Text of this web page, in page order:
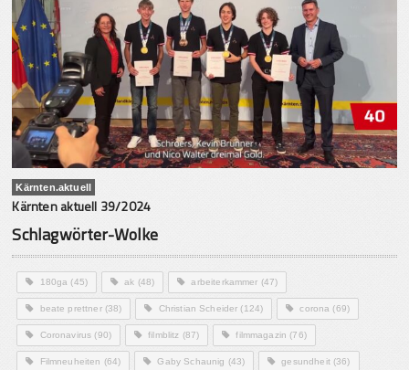
Kärnten.aktuell
Kärnten aktuell 39/2024
Schlagwörter-Wolke
180ga (45) ak (48) arbeiterkammer (47)
beate prettner(38) Christian Scheider (124) corona (69)
Coronavirus (90) filmblitz (87) filmmagazin (76)
Filmneuheiten (64) Gaby Schaunig (43) gesundheit(36)